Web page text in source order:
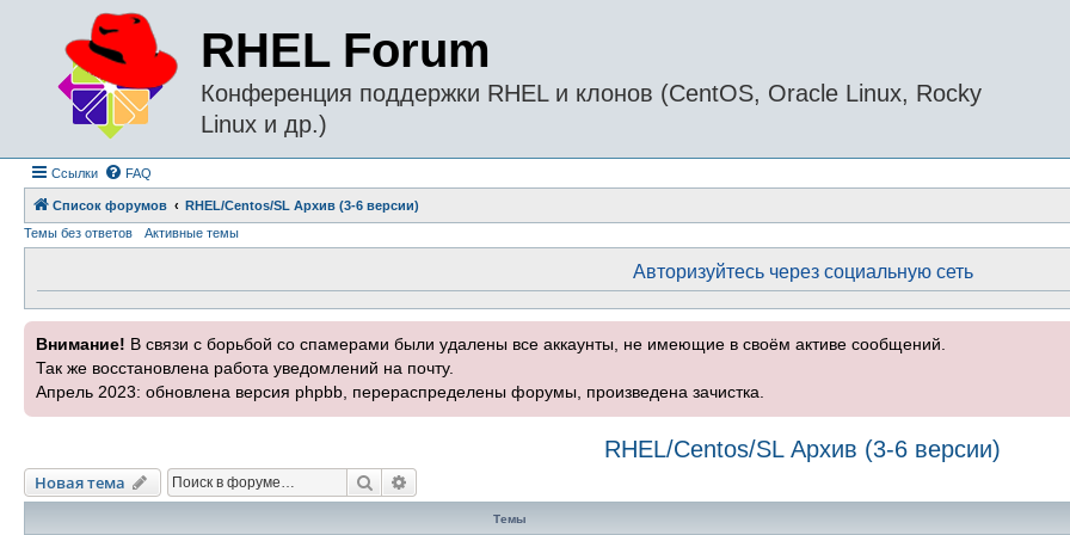
RHEL Forum
Конференция поддержки RHEL и клонов (CentOS, Oracle Linux, Rocky
Linux и др.)
Ссылки FAQ
Список форумов
RHEL/Centos/SL Архив (3-6 версии)
Темы без ответов
Активные темы
Авторизуйтесь через социальную сеть
Внимание! В связи с борьбой со спамерами были удалены все аккаунты, не имеющие в своём активе сообщений.
Так же восстановлена работа уведомлений на почту.
Апрель 2023: обновлена версия phpbb, перераспределены форумы, произведена зачистка.
RHEL/Centos/SL Архив (3-6 версии)
Новая тема Поиск
Темы